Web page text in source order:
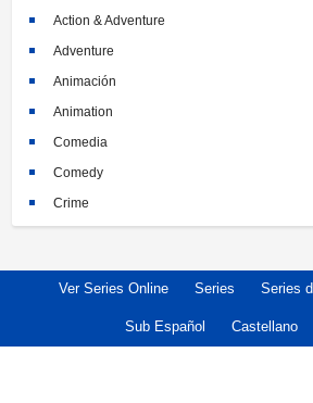
Action & Adventure
Adventure
Animación
Animation
Comedia
Comedy
Crime
Documentary
Ver Series Online Series Series
Sub Español Castellano